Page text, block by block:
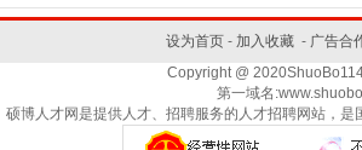
设为首页- 加入收藏- 广告合
Copyright @
第一域名
硕博人才网是提供人才、招聘服务的人才招聘网站，